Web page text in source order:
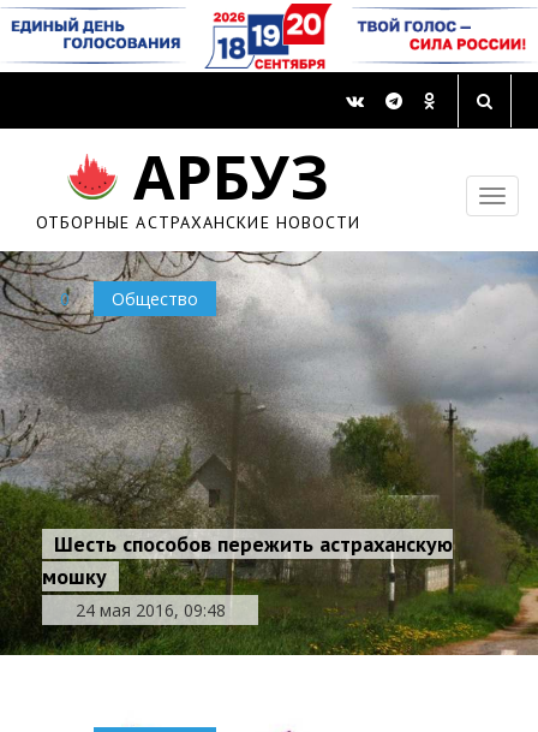
АРБУЗ
ОТБОРНЫЕ АСТРАХАНСКИЕ НОВОСТИ
0 Общество
Шесть способов пережить астраханскую
мошку
24 мая 2016, 09:48